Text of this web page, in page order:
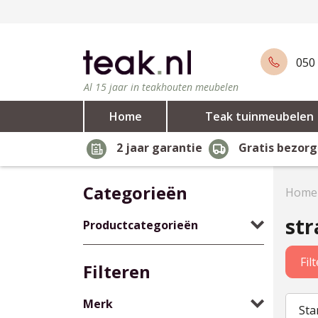
Al 15 jaar in teakhouten meubelen
050
Home Teak tuinmeubelen
2 jaar garantie
Gratis
Categorieën
Productcategorieën
Filteren
Merk
Home